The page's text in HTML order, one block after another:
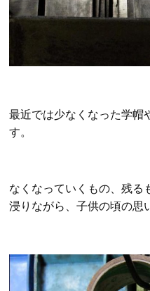
最近では少なくなった学帽
す。
なくなっていくもの、残る
浸りながら、子供の頃の思